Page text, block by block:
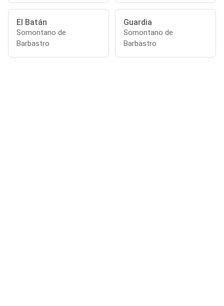
El Batán
Somontano de
Barbastro
Guardia
Somontano de
Barbastro